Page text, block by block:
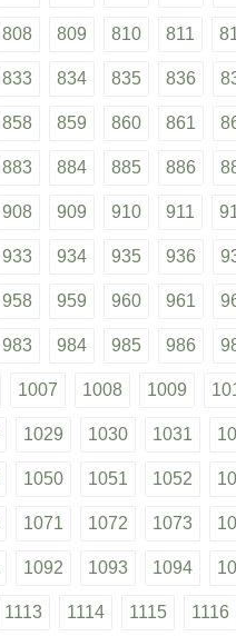
808 809 810 811
833 834 835 836
858 859 860 861
883 884 885 886
908 909 910 911
933 934 935 936
958 959 960 961
983 984 985 986
1007 1008 1009
1029 1030 1031
1050 1051 1052
1071 1072 1073
1092 1093 1094
1113 1114 1115 1116